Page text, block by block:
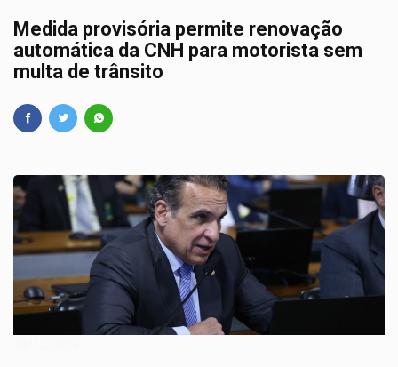
Medida provisória permite renovação
automática da CNH para motorista sem
multa de trânsito